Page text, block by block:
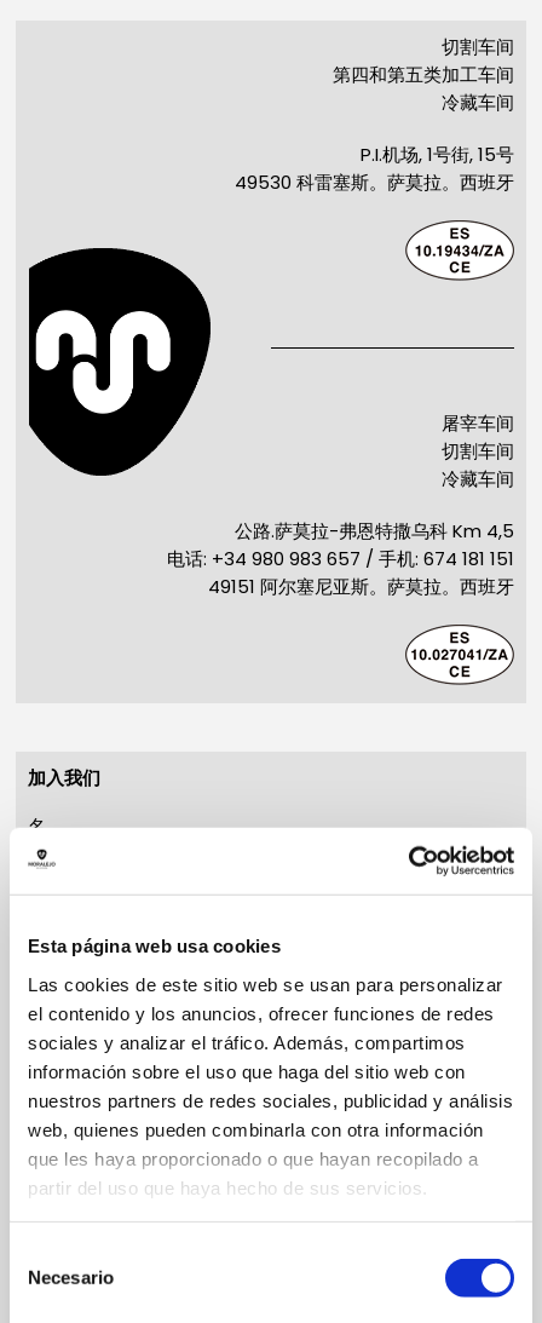
Esta página web usa cookies
Las cookies de este sitio web se usan para personalizar
el contenido y los anuncios, ofrecer funciones de redes
sociales y analizar el tráfico. Además, compartimos
información sobre el uso que haga del sitio web con
nuestros partners de redes sociales, publicidad y análisis
web, quienes pueden combinarla con otra información
que les haya proporcionado o que hayan recopilado a
partir del uso que haya hecho de sus servicios.
Necesario
切割车间
第四和第五类加工车间
冷藏车间
P.I.机场, 1号街, 15号
49530 科雷塞斯。萨莫拉。西班牙
屠宰车间
切割车间
冷藏车间
公路.萨莫拉-弗恩特撒乌科 Km 4,5
电话: +34 980 983 657 / 手机: 674 181 151
49151 阿尔塞尼亚斯。萨莫拉。西班牙
加入我们